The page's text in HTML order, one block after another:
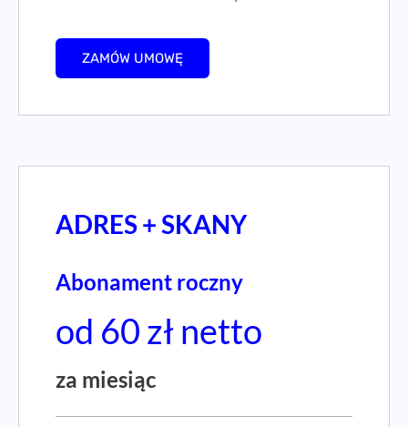
ZAMÓW UMOWĘ
ADRES + SKANY
Abonament roczny
od 60 zł netto
za miesiąc